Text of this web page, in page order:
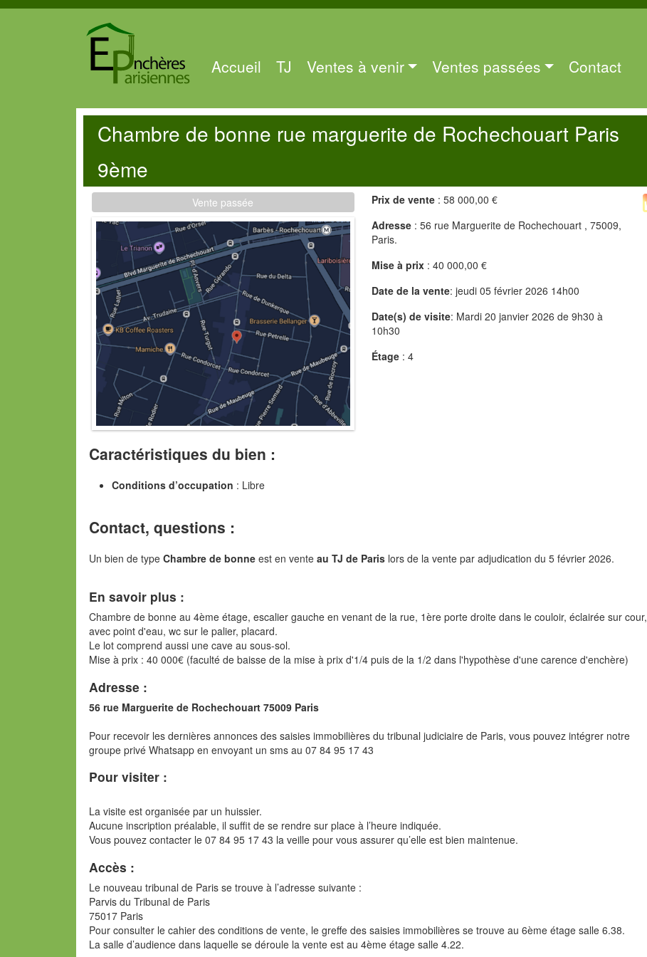
Accueil TJ Ventes à venir Ventes passées Contact
Chambre de bonne rue marguerite de Rochechouart Paris
9ème
Vente passée Prix de vente: 58 000,00 €
Adresse: 56 rue Marguerite de Rochechouart , 75009,
Paris.
Mise à prix: 40 000,00 €
Date de la vente: jeudi 05 février 2026 14h00
Date(s) de visite: Mardi 20 janvier 2026 de 9h30 à
10h30
Étage: 4
Caractéristiques du bien :
Conditions d’occupation : Libre
Contact, questions :
Un bien de type Chambre de bonne est en vente au TJ de Paris lors de la vente par adjudication du 5 février 2026.
En savoir plus :
Chambre de bonne au 4ème étage, escalier gauche en venant de la rue, 1ère porte droite dans le couloir, éclairée sur cour,
avec point d'eau, wc sur le palier, placard.
Le lot comprend aussi une cave au sous-sol.
Mise à prix : 40 000€ (faculté de baisse de la mise à prix d'1/4 puis de la 1/2 dans l'hypothèse d'une carence d'enchère)
Adresse :
56 rue Marguerite de Rochechouart 75009 Paris
Pour recevoir les dernières annonces des saisies immobilières du tribunal judiciaire de Paris, vous pouvez intégrer notre
groupe privé Whatsapp en envoyant un sms au 07 84 95 17 43
Pour visiter :
La visite est organisée par un huissier.
Aucune inscription préalable, il suffit de se rendre sur place à l’heure indiquée.
Vous pouvez contacter le 07 84 95 17 43 la veille pour vous assurer qu’elle est bien maintenue.
Accès :
Le nouveau tribunal de Paris se trouve à l’adresse suivante :
Parvis du Tribunal de Paris
75017 Paris
Pour consulter le cahier des conditions de vente, le greffe des saisies immobilières se trouve au 6ème étage salle 6.38.
La salle d’audience dans laquelle se déroule la vente est au 4ème étage salle 4.22.